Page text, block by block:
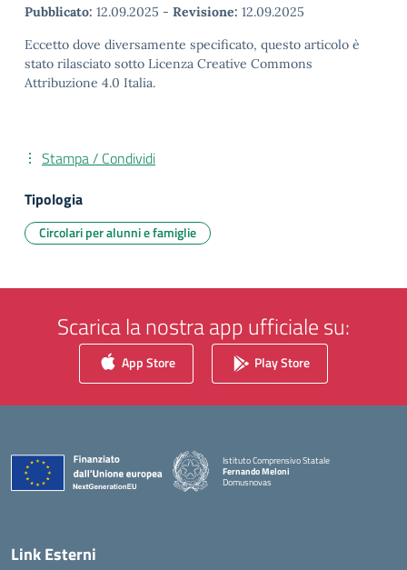
Pubblicato: 12.09.2025 - Revisione: 12.09.2025
Eccetto dove diversamente specificato, questo articolo è
stato rilasciato sotto Licenza Creative Commons
Attribuzione 4.0 Italia.
Stampa / Condividi
Tipologia
Circolari per alunni e famiglie
Scarica la nostra app ufficiale su:
App Store Play Store
Istituto Comprensivo Statale
Fernando Meloni
Domusnovas
Link Esterni